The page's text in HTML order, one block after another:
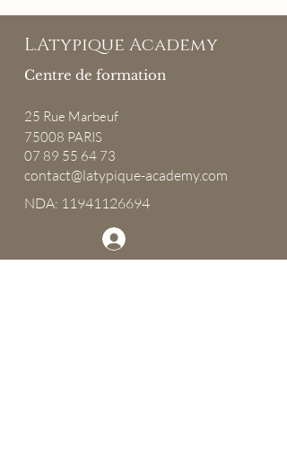
L.Atypique Academy
Centre de formation
25 Rue Marbeuf
75008 PARIS
07 89 55 64 73
contact@latypique-academy.com
NDA: 11941126694